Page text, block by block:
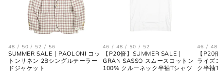
48 / 50 / 52 / 56
SUMMER SALE｜PAOLONI コッ
トンリネン 2Bシングルテーラー
ドジャケット
46 / 48 / 50 / 52
【P20倍】SUMMER SALE｜
GRAN SASSO スムースコットン
100% クルーネック半袖Tシャツ
46 / 48
【
ライズ
ク半袖